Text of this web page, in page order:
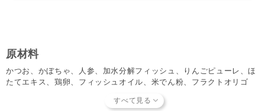
原材料
かつお、かぼちゃ、人参、加水分解フィッシュ、りんごピューレ、ほ
たてエキス、鶏卵、フィッシュオイル、米でん粉、フラクトオリゴ